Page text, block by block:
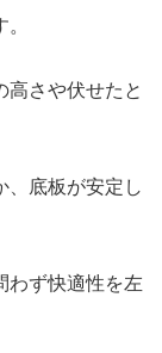
さや伏せたと
、底板が安定し
わず快適性を左